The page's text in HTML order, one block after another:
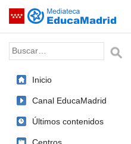
Saltar navegación
Palabra o frase:
Inicio
Canal EducaMadrid
Últimos contenidos
Centros